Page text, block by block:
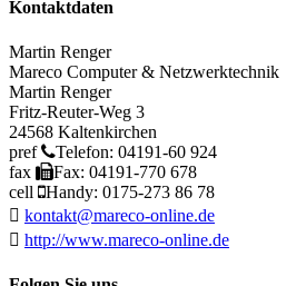
Kontaktdaten
Martin Renger
Mareco Computer & Netzwerktechnik
Martin Renger
Fritz-Reuter-Weg 3
24568 Kaltenkirchen
pref
Telefon: 04191-60 924
fax
Fax: 04191-770 678
cell
Handy: 0175-273 86 78
kontakt@mareco-online.de
http://www.mareco-online.de